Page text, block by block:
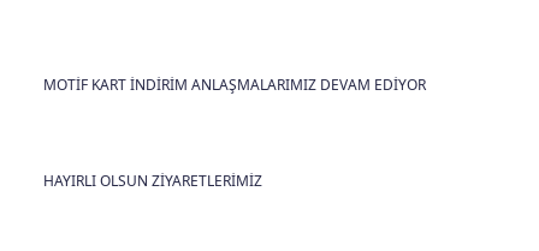
MOTİF KART İNDİRİM ANLAŞMALARIMIZ DEVAM EDİYOR
HAYIRLI OLSUN ZİYARETLERİMİZ